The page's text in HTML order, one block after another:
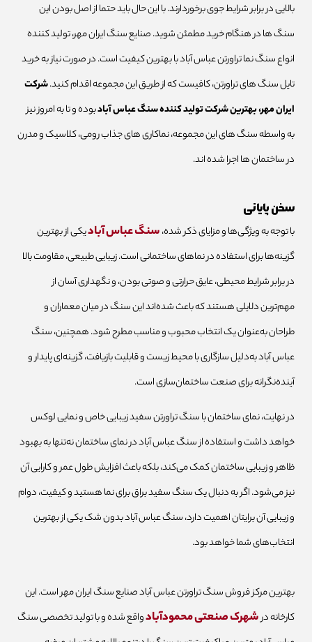
بالایی در برابر شرایط جوی برخوردارند. با این حال باید حتما از اصل بودن این
سنگ ها در هنگام خرید مطمئن شوید. صنایع سنگ ایران مهر، تولید کننده
انواع سنگ نما تراورتن عباس آباد با بهترین کیفیت است. در صورت نیاز به خرید
تایل سنگ های تراورتن، کافیست که از طریق این مجموعه اقدام کنید.شرکت
ایران مهر، بهترین شرکت تولید کننده سنگ عباس آبادبوده و تا به امروز نیز
به واسطه سنگ های این مجموعه، نماکاری های جذاب رومی، کلاسیک و مدرن
در ساختمان ها اجرا شده اند.
سخن پایانی
با توجه به ویژگی‌ها و مزایای ذکر شده،سنگ عباس آبادیکی از بهترین
گزینه‌ها برای استفاده در نماهای ساختمانی است. زیبایی طبیعی، مقاومت بالا
در برابر شرایط محیطی، عایق حرارتی و صوتی بودن، و نگهداری آسان از
مهم‌ترین دلایلی هستند که باعث شده‌اند این سنگ در میان معماران و
طراحان به‌عنوان یک انتخاب محبوب و مناسب مطرح شود. همچنین، سنگ
عباس آباد به‌دلیل سازگاری با محیط زیست و قابلیت بازیافت، گزینه‌ای پایدار و
آینده‌نگرانه برای صنعت ساختمان‌سازی است.
در نهایت، نمای ساختمان با سنگ تراورتن سفید زیبایی خاص و نمایی لوکس
خواهد داشت و استفاده از سنگ عباس آباد در نمای ساختمان نه‌تنها به بهبود
ظاهر و زیبایی ساختمان کمک می‌کند، بلکه باعث افزایش طول عمر و کارایی آن
نیز می‌شود. اگر به دنبال یک سنگ سفید براق برای نما هستید و کیفیت، دوام
و زیبایی آن برایتان اهمیت دارد، سنگ عباس آباد بدون شک یکی از بهترین
انتخاب‌های شما خواهد بود.
بهترین مرکز فروش سنگ تراورتن عباس آباد صنایع سنگ ایران مهر است. این
کارخانه درشهرک صنعتی محمودآبادواقع شده و با تولید تخصصی سنگ